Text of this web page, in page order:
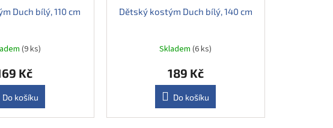
Duch bílý, 110 cm
(9 ks)
Kč
Do košíku
Dětský kostým Duch bílý, 140 cm
Skladem(6 ks)
189 Kč
Do košíku